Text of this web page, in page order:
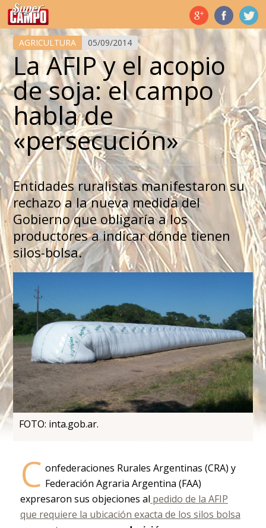
Temas de hoy
AGRICULTURA 05/09/2014
La AFIP y el acopio
de soja: el campo
habla de
«persecución»
Entidades ruralistas manifestaron su
rechazo a la nueva medida del
Gobierno que obligaría a los
productores a indicar dónde tienen
silos-bolsa.
FOTO: inta.gob.ar.
C onfederaciones Rurales Argentinas (CRA) y
Federación Agraria Argentina (FAA)
expresaron sus objeciones al pedido de la AFIP
que requiere la ubicación exacta de los silos bolsa